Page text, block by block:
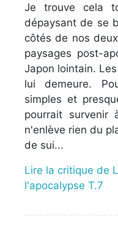
Je trouve cela
dépaysant de se
côtés de nos
paysages post-
Japon lointain.
lui demeure.
simples et
pourrait survenir
n'enlève rien du
de sui...
Lire la critique de
l'apocalypse T.7